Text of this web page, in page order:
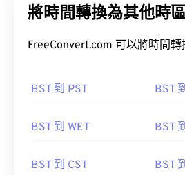
將時間轉換為其他時
FreeConvert.com 可以將時間轉
BST 到 PST BST
BST 到 WET BST
BST 到 CST BST